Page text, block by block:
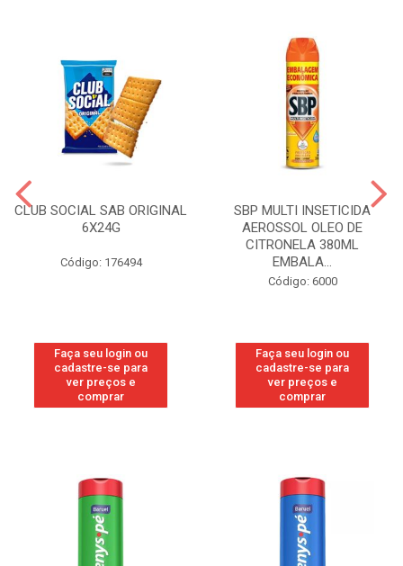
CLUB SOCIAL SAB ORIGINAL
6X24G
Código: 176494
Faça seu login ou
cadastre-se para
ver preços e
comprar
SBP MULTI INSETICIDA
AEROSSOL OLEO DE
CITRONELA 380ML
EMBALA...
Código: 6000
Faça seu login ou
cadastre-se para
ver preços e
comprar